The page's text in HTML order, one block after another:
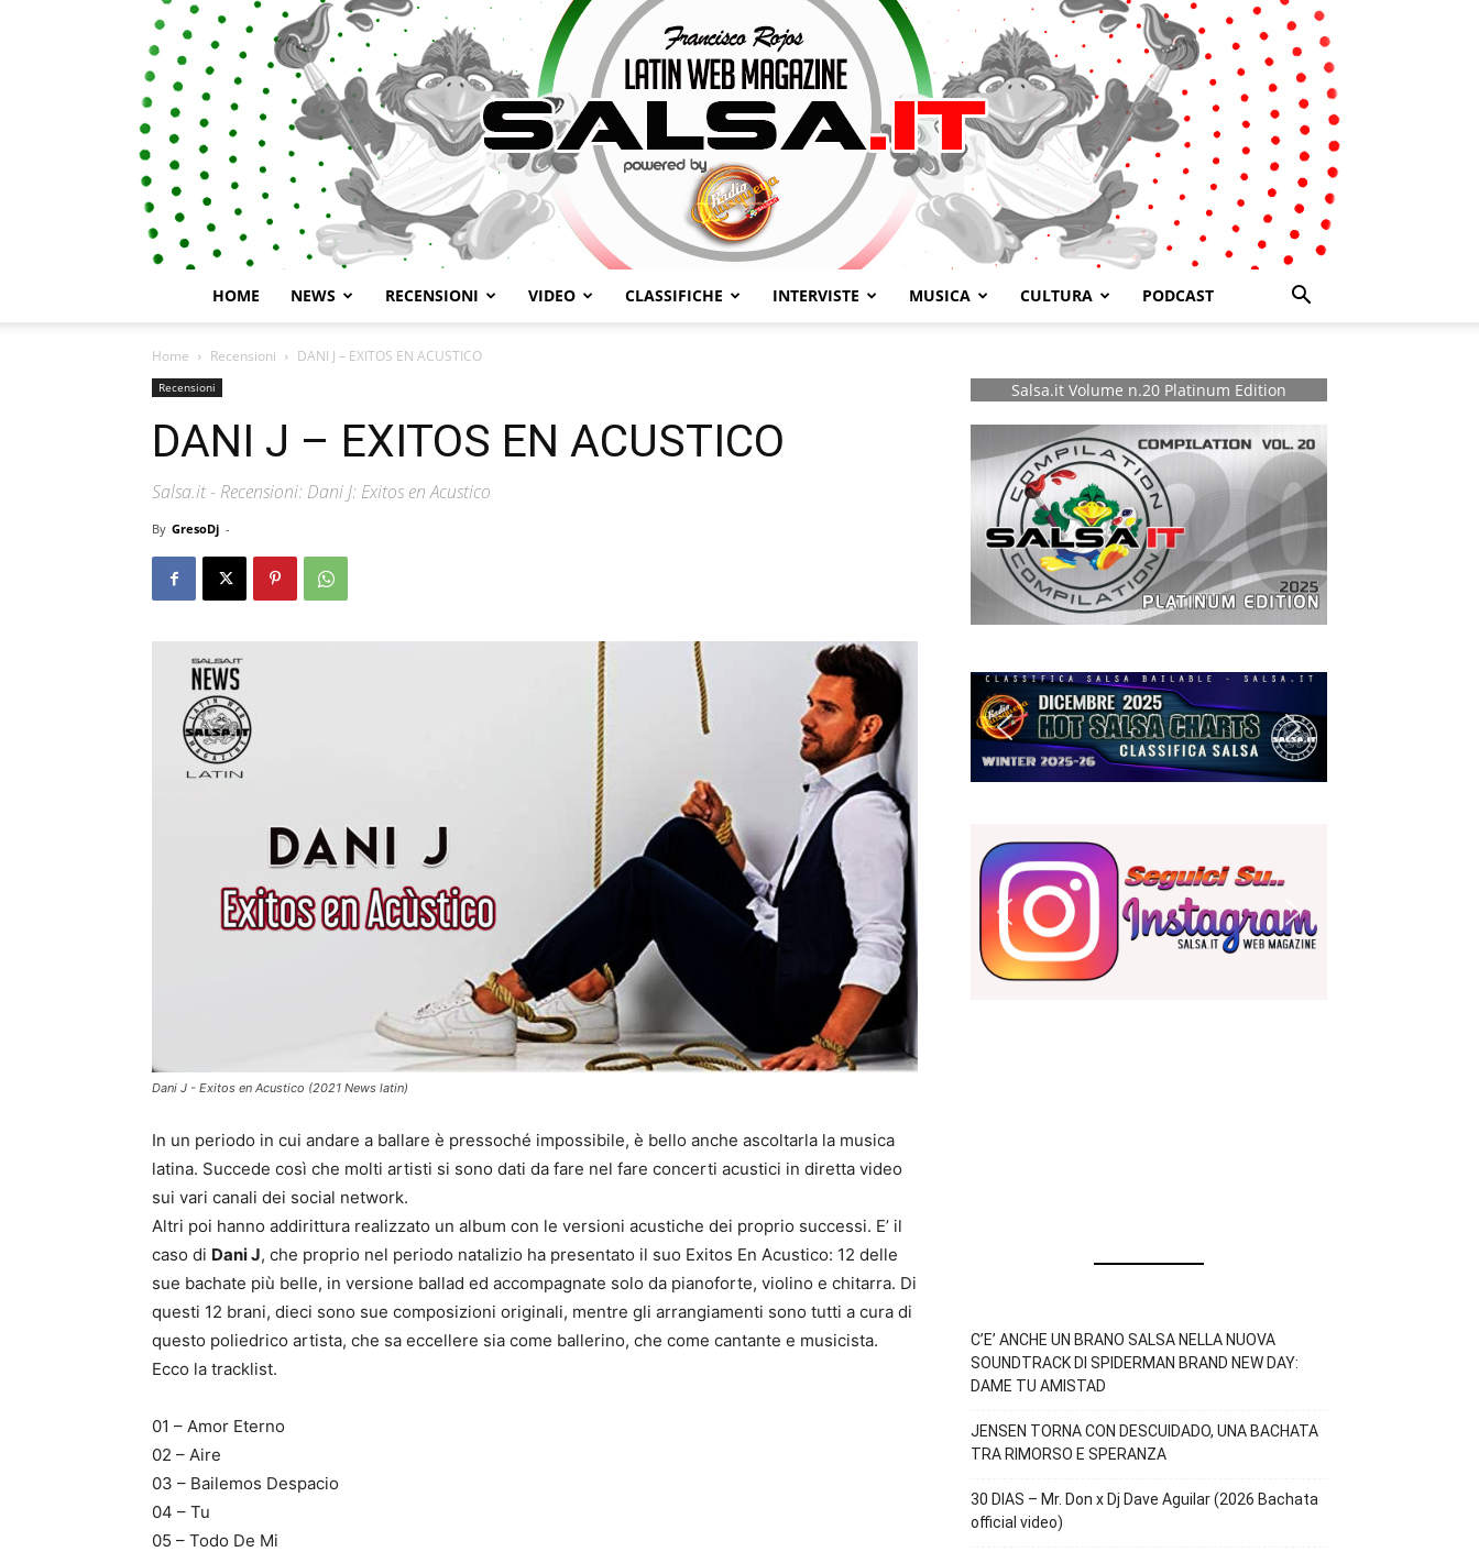
HOME NEWS RECENSIONI VIDEO CLASSIFICHE INTERVISTE MUSICA CULTURA PODCAST
Home Recensioni DANI J – EXITOS EN ACUSTICO
Recensioni
DANI J – EXITOS EN ACUSTICO
Salsa.it - Recensioni: Dani J: Exitos en Acustico
By GresoDj -
Dani J - Exitos en Acustico (2021 News latin)
In un periodo in cui andare a ballare è pressoché impossibile, è bello anche ascoltarla la musica
latina. Succede così che molti artisti si sono dati da fare nel fare concerti acustici in diretta video
sui vari canali dei social network.
Altri poi hanno addirittura realizzato un album con le versioni acustiche dei proprio successi. E’ il
caso di Dani J, che proprio nel periodo natalizio ha presentato il suo Exitos En Acustico: 12 delle
sue bachate più belle, in versione ballad ed accompagnate solo da pianoforte, violino e chitarra. Di
questi 12 brani, dieci sono sue composizioni originali, mentre gli arrangiamenti sono tutti a cura di
questo poliedrico artista, che sa eccellere sia come ballerino, che come cantante e musicista.
Ecco la tracklist.
01 – Amor Eterno
02 – Aire
03 – Bailemos Despacio
04 – Tu
05 – Todo De Mi
Salsa.it Volume n.20 Platinum Edition
C’E’ ANCHE UN BRANO SALSA NELLA NUOVA
SOUNDTRACK DI SPIDERMAN BRAND NEW DAY:
DAME TU AMISTAD
JENSEN TORNA CON DESCUIDADO, UNA BACHATA
TRA RIMORSO E SPERANZA
30 DIAS – Mr. Don x Dj Dave Aguilar (2026 Bachata
official video)